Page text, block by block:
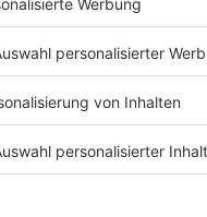
ist sein großer
sagte Siegel der
zu starten.» Im
in der Nähe von